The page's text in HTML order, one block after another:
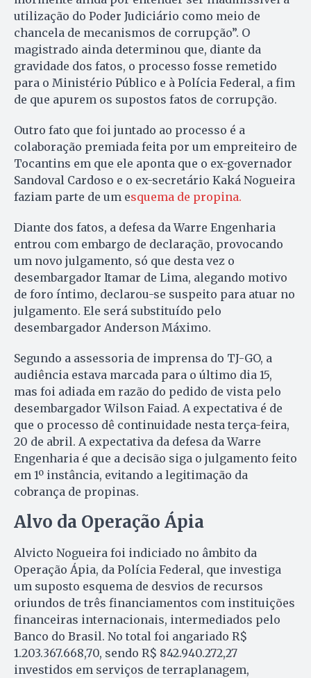
utilização do Poder Judiciário como meio de
chancela de mecanismos de corrupção”. O
magistrado ainda determinou que, diante da
gravidade dos fatos, o processo fosse remetido
para o Ministério Público e à Polícia Federal, a fim
de que apurem os supostos fatos de corrupção.
Outro fato que foi juntado ao processo é a
colaboração premiada feita por um empreiteiro de
Tocantins em que ele aponta que o ex-governador
Sandoval Cardoso e o ex-secretário Kaká Nogueira
faziam parte de um esquema de propina.
Diante dos fatos, a defesa da Warre Engenharia
entrou com embargo de declaração, provocando
um novo julgamento, só que desta vez o
desembargador Itamar de Lima, alegando motivo
de foro íntimo, declarou-se suspeito para atuar no
julgamento. Ele será substituído pelo
desembargador Anderson Máximo.
Segundo a assessoria de imprensa do TJ-GO, a
audiência estava marcada para o último dia 15,
mas foi adiada em razão do pedido de vista pelo
desembargador Wilson Faiad. A expectativa é de
que o processo dê continuidade nesta terça-feira,
20 de abril. A expectativa da defesa da Warre
Engenharia é que a decisão siga o julgamento feito
em 1º instância, evitando a legitimação da
cobrança de propinas.
Alvo da Operação Ápia
Alvicto Nogueira foi indiciado no âmbito da
Operação Ápia, da Polícia Federal, que investiga
um suposto esquema de desvios de recursos
oriundos de três financiamentos com instituições
financeiras internacionais, intermediados pelo
Banco do Brasil. No total foi angariado R$
1.203.367.668,70, sendo R$ 842.940.272,27
investidos em serviços de terraplanagem,